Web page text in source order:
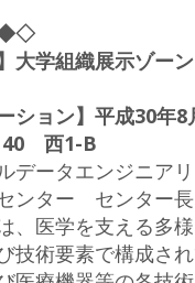
◆◇
大学組織展示ゾー
ション】平成30年8
40 西1-B
データエンジニアリ
センター センタ
、医学を支える多
技術要素で構成さ